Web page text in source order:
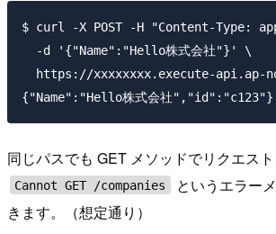
$ curl -X POST -H "Content-Type:
  -d '{"Name":"Hello株式会社"}' \
https://xxxxxxxx.execute-api.ap-
同じパスでも GET メソッドでリクエスト
Cannot GET /companies
というエラー
きます。（想定通り）